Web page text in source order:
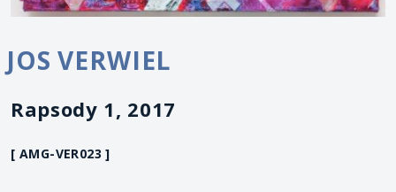
JOS VERWIEL
Rapsody 1, 2017
[ AMG-VER023 ]